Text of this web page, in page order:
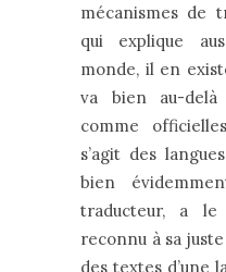
mécanismes de
qui explique
monde, il en
va bien au-
comme
s’agit des
bien
traducteur, a le
reconnu à sa
des textes d’une